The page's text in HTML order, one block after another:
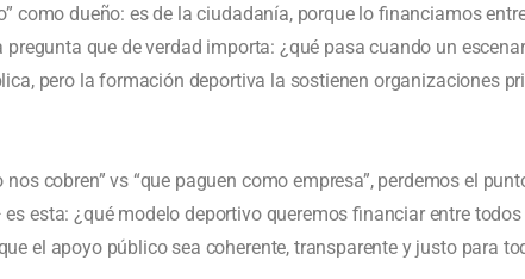
como dueño: es de la ciudadanía, porque lo financiamos
que de verdad importa: ¿qué pasa cuando un
pero la formación deportiva la sostienen organizaciones
cobren” vs “que paguen como empresa”, perdemos el
esta: ¿qué modelo deportivo queremos financiar entre
el apoyo público sea coherente, transparente y justo para